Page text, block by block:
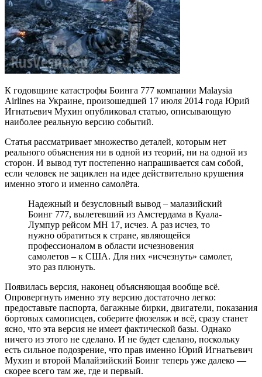
К годовщине катастрофы Боинга 777 компании Malaysia
Airlines на Украине, произошедшей 17 июля 2014 года Юрий
Игнатьевич Мухин опубликовал статью, описывающую
наиболее реальную версию событий.
Статья рассматривает множество деталей, которым нет
реального объяснения ни в одной из теорий, ни на одной из
сторон. И вывод тут постепенно напрашивается сам собой,
если человек не зациклен на идее действительно крушения
именно этого и именно самолёта.
Надежный и безусловный вывод – малазийский
Боинг 777, вылетевший из Амстердама в Куала-
Лумпур рейсом МН 17, исчез. А раз исчез, то
нужно обратиться к стране, являющейся
профессионалом в области исчезновения
самолетов – к США. Для них «исчезнуть» самолет,
это раз плюнуть.
Появилась версия, наконец объясняющая вообще всё.
Опровергнуть именно эту версию достаточно легко:
предоставьте паспорта, багажные бирки, двигатели, показания
бортовых самописцев, соберите фюзеляж и всё, сразу станет
ясно, что эта версия не имеет фактической базы. Однако
ничего из этого не сделано. И не будет сделано, поскольку
есть сильное подозрение, что прав именно Юрий Игнатьевич
Мухин и второй Малайзийский Боинг теперь уже далеко —
скорее всего там же, где и первый.